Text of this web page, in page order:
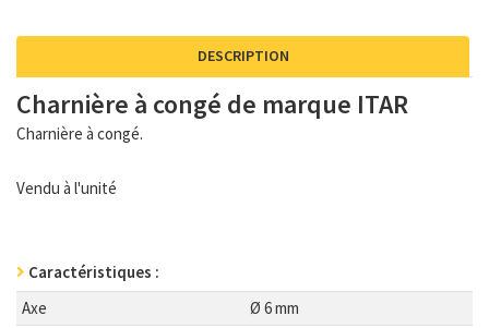
DESCRIPTION
Charnière à congé de marque ITAR
Charnière à congé.
Vendu à l'unité
Caractéristiques :
Axe
Ø 6 mm